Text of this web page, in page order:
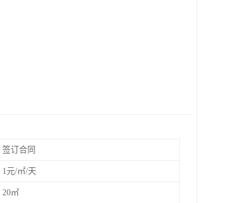
签订合同
1元/㎡/天
20㎡